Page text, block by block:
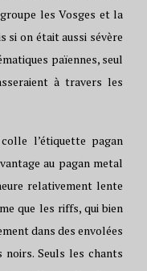
les Vosges et la
si on était aussi sévère
païennes, seul
à travers les
l’étiquette pagan
au pagan metal
relativement lente
que les riffs, qui bien
dans des envolées
Seuls les chants